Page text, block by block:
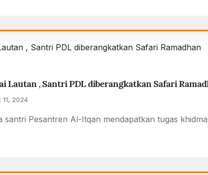
Lautan , Santri PDL diberangkatkan Safari
11, 2024
santri Pesantren Al-Itqan mendapatkan tugas